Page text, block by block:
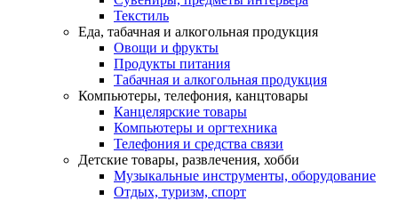
Текстиль
Еда, табачная и алкогольная продукция
Овощи и фрукты
Продукты питания
Табачная и алкогольная продукция
Компьютеры, телефония, канцтовары
Канцелярские товары
Компьютеры и оргтехника
Телефония и средства связи
Детские товары, развлечения, хобби
Музыкальные инструменты, оборудование
Отдых, туризм, спорт